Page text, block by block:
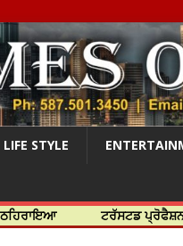
LIFE STYLE
ਟਰੱਸਟਡ ਪ੍ਰੋਫੈਸ਼ਨਲ ਸੈਂਟਰ ਦਾ